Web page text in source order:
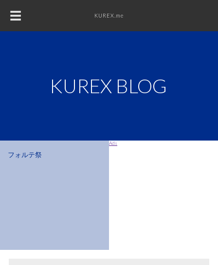
DESIGN
PHOTO
☰ KUREX.me
KUREX BLOG
フォルテ祭
Ads